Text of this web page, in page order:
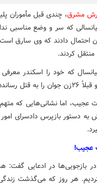
مشرق، چندی قبل مأموران
که سر و وضع مناسبی
کردند.
که خود را اسکندر
قتل رسانده است.
عجیب، اما نشانی‌هایی که
به دستور بازپرس دادسرای
عجیب!
بازجویی‌ها در ادعایی گفت:
هر روز که می‌گذشت